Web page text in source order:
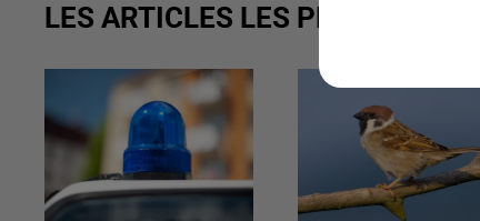
LES ARTICLES LES PLUS VUS